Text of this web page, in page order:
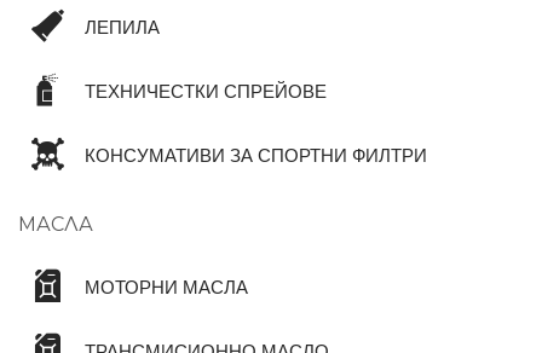
ЛЕПИЛА
ТЕХНИЧЕСТКИ СПРЕЙОВЕ
КОНСУМАТИВИ ЗА СПОРТНИ ФИЛТРИ
МАСЛА
МОТОРНИ МАСЛА